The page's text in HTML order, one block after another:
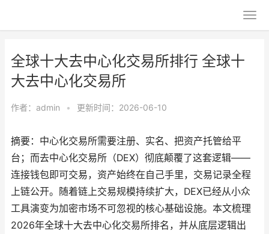
全球十大去中心化交易所排行 全球十
大去中心化交易所
作者： admin • 更新时间：2026-06-10
摘要：中心化交易所需要注册、实名、把资产托管给平
台；而去中心化交易所（DEX）彻底颠覆了这套逻辑——
连接钱包即可交易，资产始终在自己手里，交易记录全程
上链公开。随着链上交易规模持续扩大，DEX已经从小众
工具演变为加密市场不可忽视的核心基础设施。本文梳理
2026年全球十大去中心化交易所排名，并从底层逻辑出